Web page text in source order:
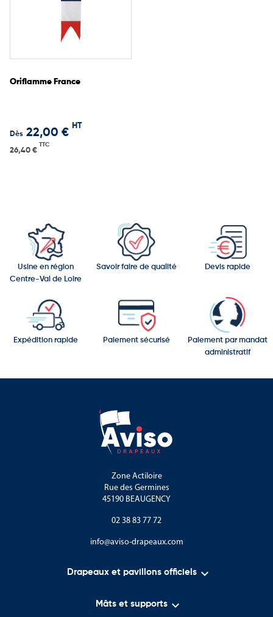
Oriflamme France
Dès 22,00 €
HT
26,40 €
TTC
Usine en région
Centre-Val de Loire
Savoir faire de qualité Devis rapide
Expédition rapide Paiement sécurisé
Paiement par mandat
administratif
Zone Actiloire
Rue des Germines
45190 BEAUGENCY
02 38 83 77 72
info@aviso-drapeaux.com
Drapeaux et pavillons officiels 
Mâts et supports 